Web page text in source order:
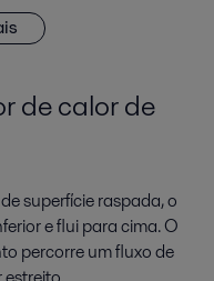
de calor de
superfície raspada, o
e flui para cima. O
percorre um fluxo de